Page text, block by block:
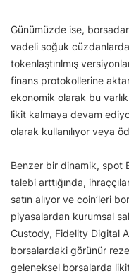
Günümüzde ise,
vadeli soğuk
tokenlaştırılmış
finans protokollerine
ekonomik olarak bu
likit kalmaya devam
olarak kullanılıyor veya
Benzer bir dinamik, spot
talebi arttığında,
satın alıyor ve coin’leri
piyasalardan kurumsal
Custody, Fidelity Digital
borsalardaki görünür
geleneksel borsalarda